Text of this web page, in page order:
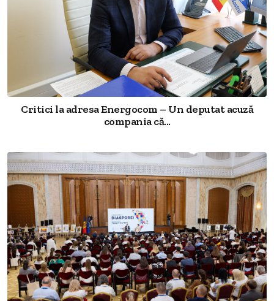
Critici la adresa Energocom – Un deputat acuză
compania că...